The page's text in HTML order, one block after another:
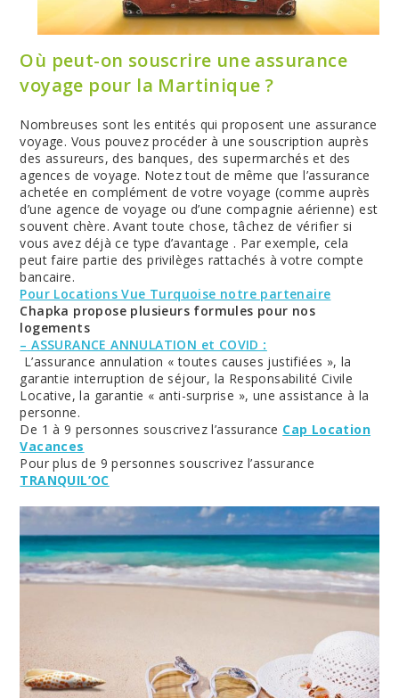
Où peut-on souscrire une assurance
voyage pour la Martinique ?
Nombreuses sont les entités qui proposent une assurance
voyage. Vous pouvez procéder à une souscription auprès
des assureurs, des banques, des supermarchés et des
agences de voyage. Notez tout de même que l’assurance
achetée en complément de votre voyage (comme auprès
d’une agence de voyage ou d’une compagnie aérienne) est
souvent chère. Avant toute chose, tâchez de vérifier si
vous avez déjà ce type d’avantage . Par exemple, cela
peut faire partie des privilèges rattachés à votre compte
bancaire.
Pour Locations Vue Turquoise notre partenaire
Chapka propose plusieurs formules pour nos
logements
– ASSURANCE ANNULATION et COVID :
L’assurance annulation « toutes causes justifiées », la
garantie interruption de séjour, la Responsabilité Civile
Locative, la garantie « anti-surprise », une assistance à la
personne.
De 1 à 9 personnes souscrivez l’assurance Cap Location
Vacances
Pour plus de 9 personnes souscrivez l’assurance
TRANQUIL’OC